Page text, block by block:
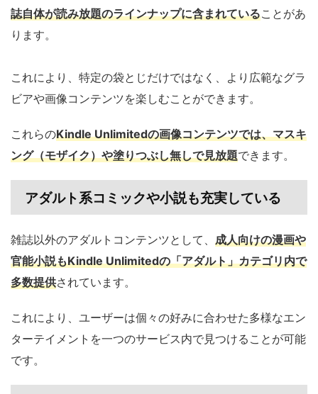
誌自体が読み放題のラインナップに含まれていることがあ
ります。
これにより、特定の袋とじだけではなく、より広範なグラ
ビアや画像コンテンツを楽しむことができます。
これらのKindle Unlimitedの画像コンテンツでは、マスキ
ング（モザイク）や塗りつぶし無しで見放題できます。
アダルト系コミックや小説も充実している
雑誌以外のアダルトコンテンツとして、 成人向けの漫画や
官能小説もKindle Unlimitedの「アダルト」カテゴリ内で
多数提供されています。
これにより、ユーザーは個々の好みに合わせた多様なエン
ターテイメントを一つのサービス内で見つけることが可能
です。